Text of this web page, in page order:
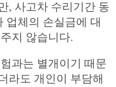
, 사고차 수리기간 동
업체의 손실금에 대
지 않습니다.
과는 별개이기 때문
라도 개인이 부담해